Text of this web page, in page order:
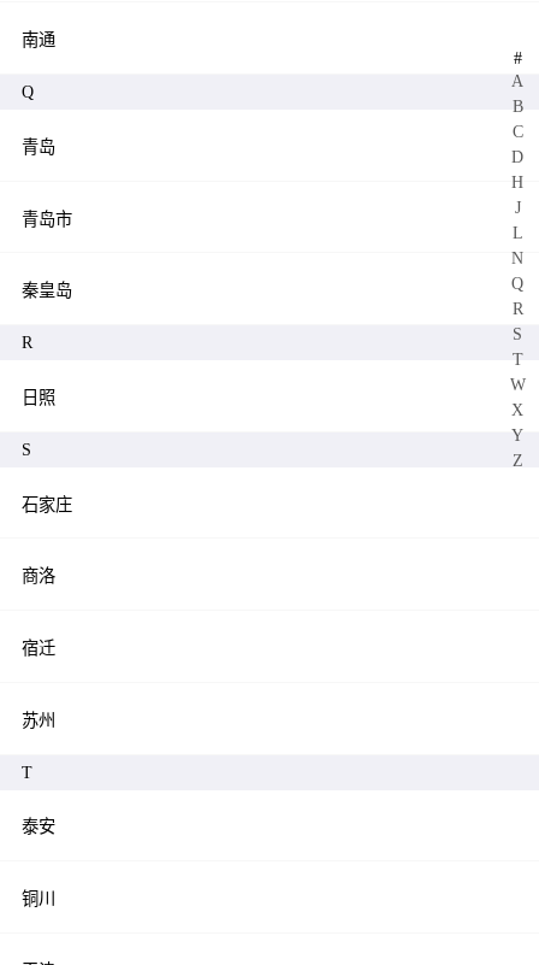
南通
Q
青岛
青岛市
秦皇岛
R
日照
S
石家庄
商洛
宿迁
苏州
T
泰安
铜川
#
A
B
C
D
H
J
L
N
Q
R
S
T
W
X
Y
Z